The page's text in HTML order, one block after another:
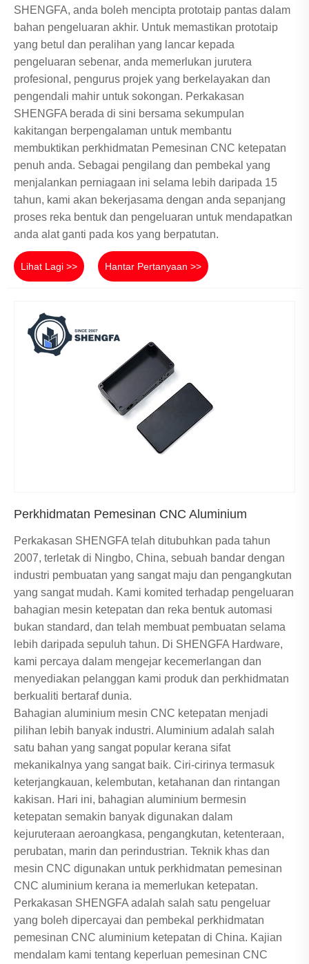
SHENGFA, anda boleh mencipta prototaip pantas dalam
bahan pengeluaran akhir. Untuk memastikan prototaip
yang betul dan peralihan yang lancar kepada
pengeluaran sebenar, anda memerlukan jurutera
profesional, pengurus projek yang berkelayakan dan
pengendali mahir untuk sokongan. Perkakasan
SHENGFA berada di sini bersama sekumpulan
kakitangan berpengalaman untuk membantu
membuktikan perkhidmatan Pemesinan CNC ketepatan
penuh anda. Sebagai pengilang dan pembekal yang
menjalankan perniagaan ini selama lebih daripada 15
tahun, kami akan bekerjasama dengan anda sepanjang
proses reka bentuk dan pengeluaran untuk mendapatkan
anda alat ganti pada kos yang berpatutan.
Lihat Lagi >> Hantar Pertanyaan >>
Perkhidmatan Pemesinan CNC Aluminium
Perkakasan SHENGFA telah ditubuhkan pada tahun
2007, terletak di Ningbo, China, sebuah bandar dengan
industri pembuatan yang sangat maju dan pengangkutan
yang sangat mudah. Kami komited terhadap pengeluaran
bahagian mesin ketepatan dan reka bentuk automasi
bukan standard, dan telah membuat pembuatan selama
lebih daripada sepuluh tahun. Di SHENGFA Hardware,
kami percaya dalam mengejar kecemerlangan dan
menyediakan pelanggan kami produk dan perkhidmatan
berkualiti bertaraf dunia.
Bahagian aluminium mesin CNC ketepatan menjadi
pilihan lebih banyak industri. Aluminium adalah salah
satu bahan yang sangat popular kerana sifat
mekanikalnya yang sangat baik. Ciri-cirinya termasuk
keterjangkauan, kelembutan, ketahanan dan rintangan
kakisan. Hari ini, bahagian aluminium bermesin
ketepatan semakin banyak digunakan dalam
kejuruteraan aeroangkasa, pengangkutan, ketenteraan,
perubatan, marin dan perindustrian. Teknik khas dan
mesin CNC digunakan untuk perkhidmatan pemesinan
CNC aluminium kerana ia memerlukan ketepatan.
Perkakasan SHENGFA adalah salah satu pengeluar
yang boleh dipercayai dan pembekal perkhidmatan
pemesinan CNC aluminium ketepatan di China. Kajian
mendalam kami tentang keperluan pemesinan CNC